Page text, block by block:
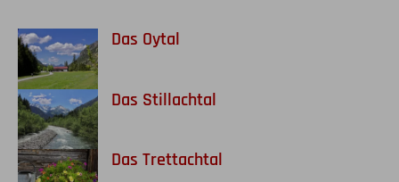
Das Oytal
Das Stillachtal
Das Trettachtal